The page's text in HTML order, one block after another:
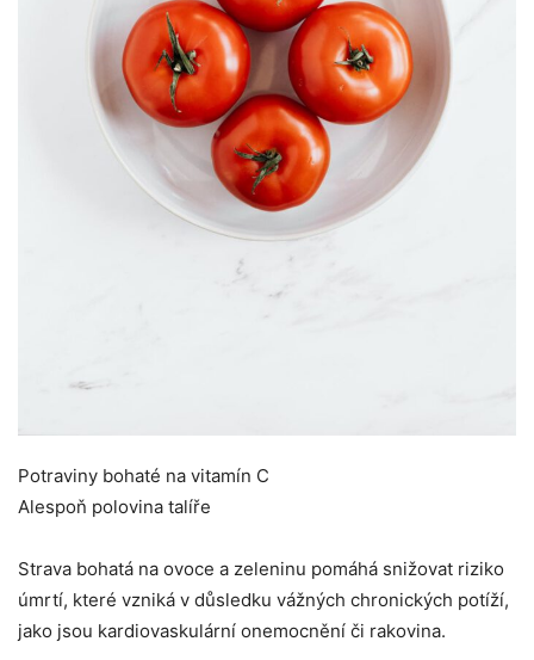
Potraviny bohaté na vitamín C
Alespoň polovina talíře
Strava bohatá na ovoce a zeleninu pomáhá snižovat riziko
úmrtí, které vzniká v důsledku vážných chronických potíží,
jako jsou kardiovaskulární onemocnění či rakovina.